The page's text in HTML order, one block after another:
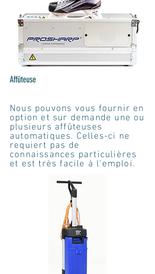
Affûteuse
Nous pouvons vous fournir en
option et sur demande une ou
plusieurs affûteuses
automatiques. Celles-ci ne
requiert pas de
connaissances particulières
et est très facile à l'emploi.